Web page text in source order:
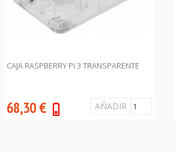
CAJA RASPBERRY PI 3 TRANSPARENTE
68,30€